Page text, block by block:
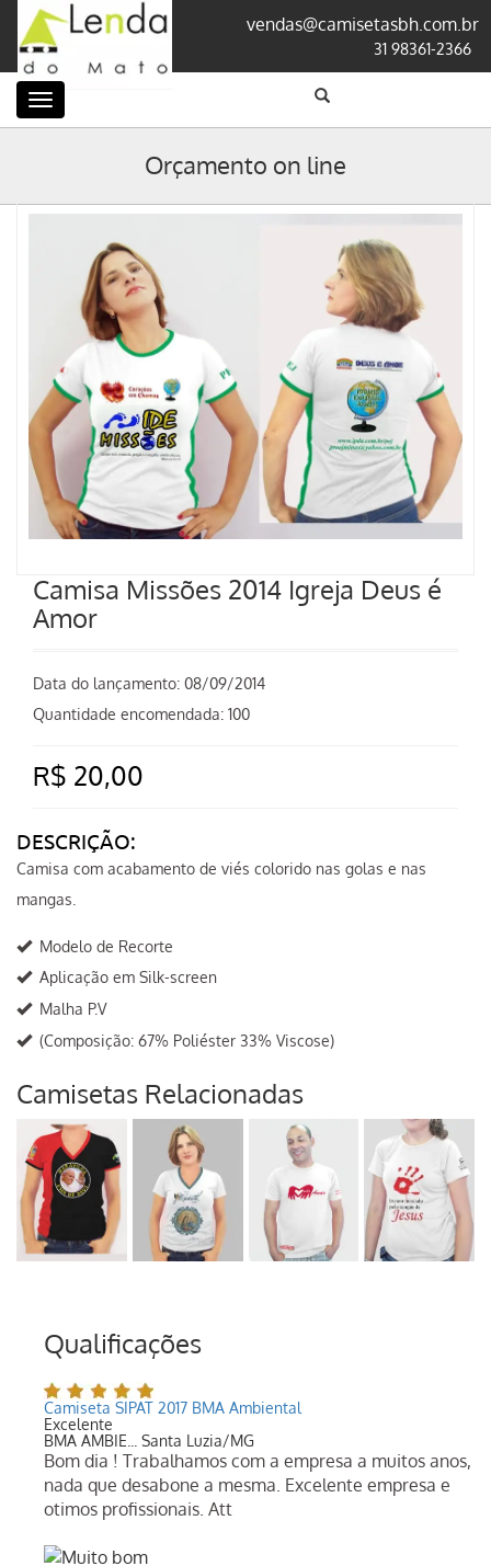
vendas@camisetasbh.com.br
31 98361-2366
Categorias
Orçamento on line
Camisa Missões 2014 Igreja Deus é
Amor
Data do lançamento: 08/09/2014
Quantidade encomendada: 100
R$ 20,00
DESCRIÇÃO:
Camisa com acabamento de viés colorido nas golas e nas
mangas.
Modelo de Recorte
Aplicação em Silk-screen
Malha P.V
(Composição: 67% Poliéster 33% Viscose)
Camisetas Relacionadas
Qualificações
Camiseta SIPAT 2017 BMA Ambiental
Excelente
BMA AMBIE... Santa Luzia/MG
Bom dia ! Trabalhamos com a empresa a muitos anos,
nada que desabone a mesma. Excelente empresa e
otimos profissionais. Att